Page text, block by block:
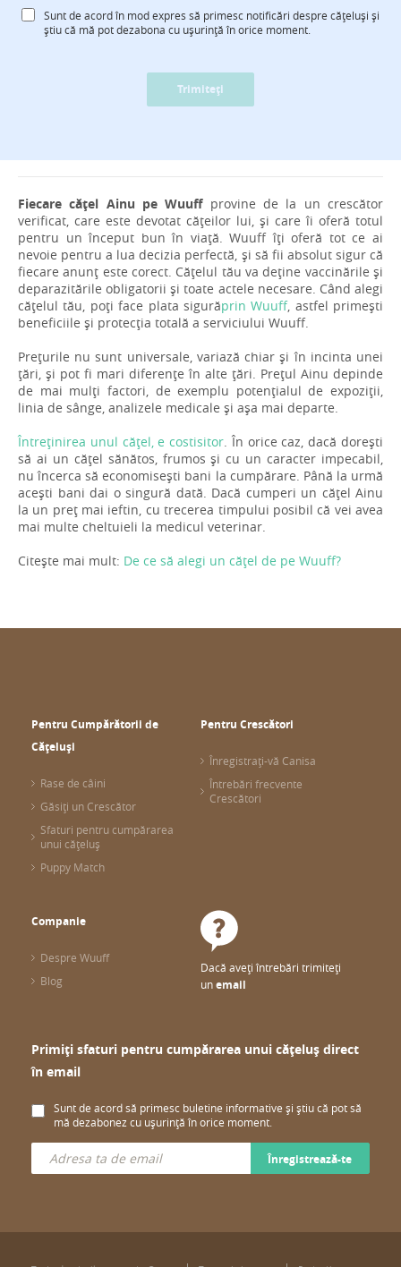
Sunt de acord în mod expres să primesc notificări despre cățeluși și
știu că mă pot dezabona cu ușurință în orice moment.
Trimiteți
Fiecare cățel Ainu pe Wuuffprovine de la un crescător
verificat, care este devotat cățeilor lui, și care îi oferă totul
pentru un început bun în viață. Wuuff îți oferă tot ce ai
nevoie pentru a lua decizia perfectă, și să fii absolut sigur că
fiecare anunț este corect. Cățelul tău va deține vaccinările și
deparazitările obligatorii și toate actele necesare. Când alegi
cățelul tău, poți face plata sigurăprin Wuuff, astfel primești
beneficiile și protecția totală a serviciului Wuuff.
Prețurile nu sunt universale, variază chiar și în incinta unei
țări, și pot fi mari diferențe în alte țări. Prețul Ainu depinde
de mai mulți factori, de exemplu potențialul de expoziții,
linia de sânge, analizele medicale și așa mai departe.
Întreținirea unul cățel, e costisitor . În orice caz, dacă dorești
să ai un cățel sănătos, frumos și cu un caracter impecabil,
nu încerca să economisești bani la cumpărare. Până la urmă
acești bani dai o singură dată. Dacă cumperi un cățel Ainu
la un preț mai ieftin, cu trecerea timpului posibil că vei avea
mai multe cheltuieli la medicul veterinar.
Citește mai mult: De ce să alegi un cățel de pe Wuuff?
Pentru Cumpărătorii de
Cățeluși
Rase de câini
Găsiți un Crescător
Sfaturi pentru cumpărarea
unui cățeluș
Puppy Match
Pentru Crescători
Înregistrați-vă Canisa
Întrebări frecvente
Crescători
Companie
Despre Wuuff
Blog
Dacă aveți întrebări trimiteți
unemail
Primiți sfaturi pentru cumpărarea unui cățeluș direct
în email
Sunt de acord să primesc buletine informative și știu că pot să
mă dezabonez cu ușurință în orice moment.
Înregistrează-te